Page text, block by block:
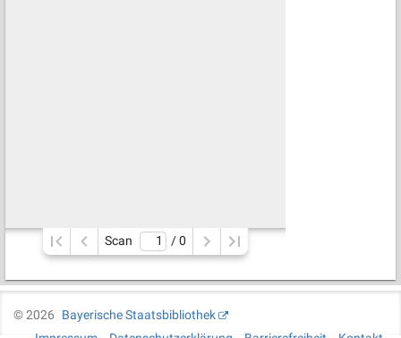
Scan / 0
©2026
Bayerische Staatsbibliothek